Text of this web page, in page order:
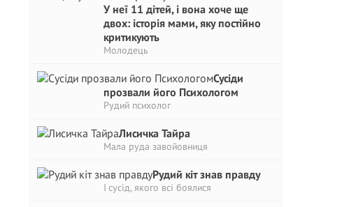
У неї 11 дітей, і вона хоче ще
двох: історія мами, яку постійно
критикують
Молодець
Сусіди
прозвали його Психологом
Рудий психолог
Лисичка Тайра
Мала руда завойовниця
Рудий кіт знав правду
І сусід, якого всі боялися